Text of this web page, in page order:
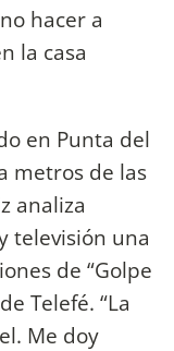
hacer a
la casa
en Punta del
metros de las
analiza
televisión una
de “Golpe
Telefé. “La
Me doy